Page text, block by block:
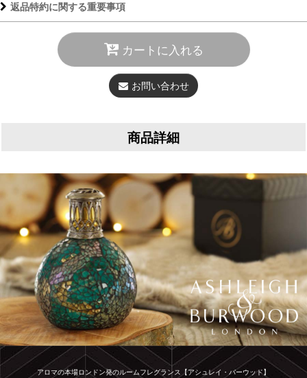
返品特約に関する重要事項
カートに入れる
お問い合わせ
商品詳細
アロマの本場ロンドン発のルームフレグランス【アシュレイ・バーウッド】